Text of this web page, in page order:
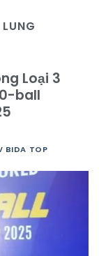
Loại 3
ball
BIDA TOP